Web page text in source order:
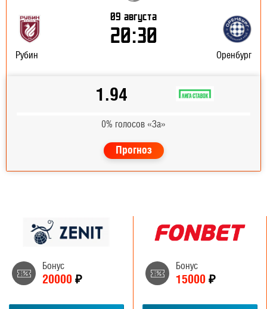
09 августа
20:30
Рубин Оренбург
1.94
0% голосов «За»
Прогноз
Бонус
20000 ₽
Бонус
15000 ₽